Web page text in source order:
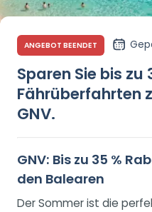
ANGEBOT BEENDET
Sparen Sie bis zu
Fährüberfahrten
GNV.
GNV: Bis zu 35 %
den Balearen
Der Sommer ist die